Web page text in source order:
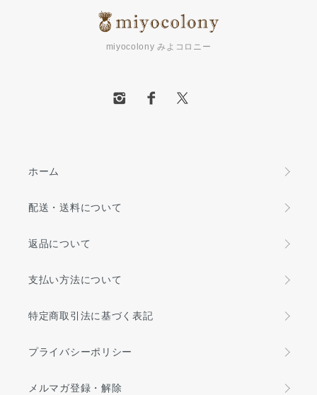
miyocolony みよコロニー
ホーム
配送・送料について
返品について
支払い方法について
特定商取引法に基づく表記
プライバシーポリシー
メルマガ登録・解除